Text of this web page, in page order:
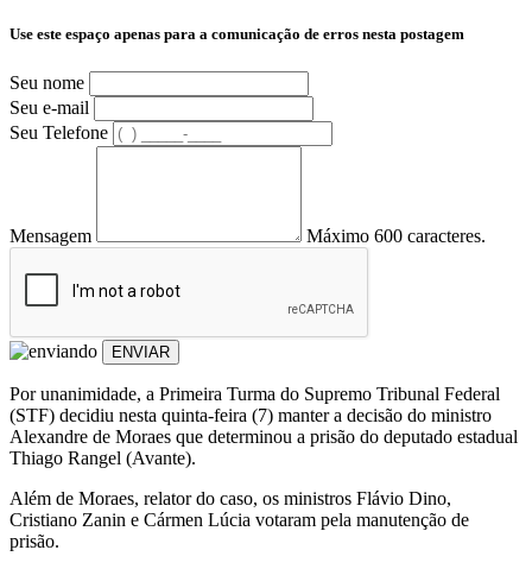
Use este espaço apenas para a comunicação de erros nesta postagem
Seu nome
Seu e-mail
Seu Telefone
Mensagem Máximo 600 caracteres.
ENVIAR
Por unanimidade, a Primeira Turma do Supremo Tribunal Federal
(STF) decidiu nesta quinta-feira (7) manter a decisão do ministro
Alexandre de Moraes que determinou a prisão do deputado estadual
Thiago Rangel (Avante).
Além de Moraes, relator do caso, os ministros Flávio Dino,
Cristiano Zanin e Cármen Lúcia votaram pela manutenção de
prisão.